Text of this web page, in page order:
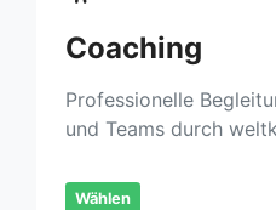
Coaching
Professionelle
und Teams durch
Wählen